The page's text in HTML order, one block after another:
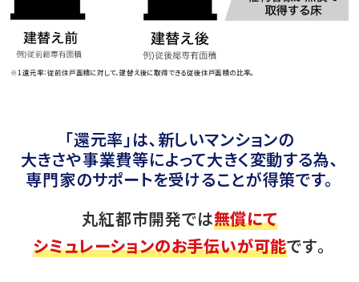
※1還元率：従前住戸面積に対して、建替え後に取得できる従後住戸面積の比率。
｢還元率｣は､新しいマンションの
大きさや事業費等によって大きく変動する為､
専門家のサポートを受けることが得策です。
丸紅都市開発では無償にて
シミュレーションのお手伝いが可能です｡